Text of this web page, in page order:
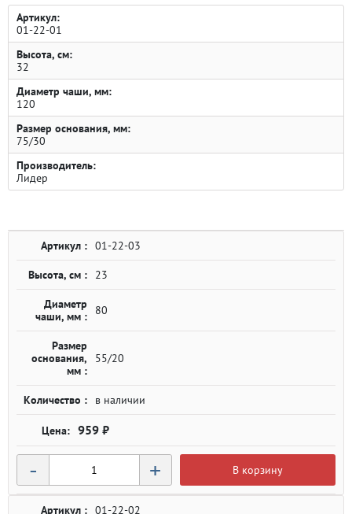
Артикул:
01-22-01
Высота, см:
32
Диаметр чаши, мм:
120
Размер основания, мм:
75/30
Производитель:
Лидер
Артикул : 01-22-03
Высота, см : 23
Диаметр
чаши, мм :
80
Размер
основания,
мм :
55/20
Количество : в наличии
959 ₽
- + В корзину
Артикул : 01-22-02